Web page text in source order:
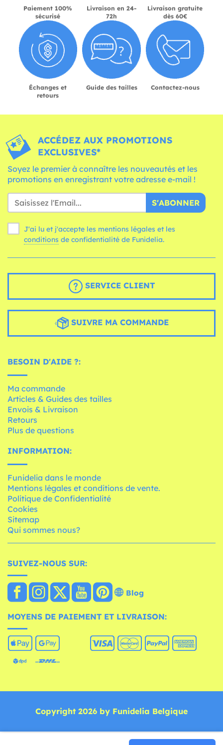
Paiement 100%
sécurisé
Livraison en 24-
72h
Livraison gratuite
dès 60€
Échanges et
retours
Guide des tailles Contactez-nous
ACCÉDEZ AUX PROMOTIONS
EXCLUSIVES*
Soyez le premier à connaître les nouveautés et les
promotions en enregistrant votre adresse e-mail !
S'ABONNER
J'ai lu et j'accepte les mentions légales et les
conditions de confidentialité de Funidelia.
SERVICE CLIENT
SUIVRE MA COMMANDE
BESOIN D'AIDE ?:
Ma commande
Articles & Guides des tailles
Envois & Livraison
Retours
Plus de questions
INFORMATION:
Funidelia dans le monde
Mentions légales et conditions de vente.
Politique de Confidentialité
Cookies
Sitemap
Qui sommes nous?
SUIVEZ-NOUS SUR:
Blog
MOYENS DE PAIEMENT ET LIVRAISON:
Copyright 2026 by Funidelia Belgique